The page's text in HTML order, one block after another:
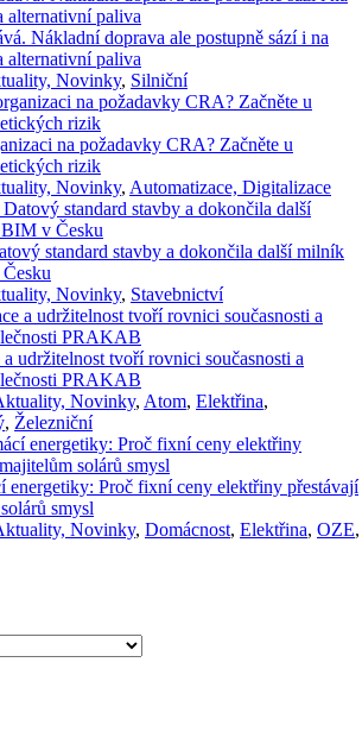
Nákladní doprava ale postupně sází i na
alternativní paliva
Novinky, Silniční
na požadavky CRA? Začněte u
rizik
Novinky, Automatizace, Digitalizace
standard stavby a dokončila další milník
Novinky, Stavebnictví
udržitelnost tvoří rovnici současnosti a
PRAKAB
Novinky, Atom, Elektřina,
, Železniční
energetiky: Proč fixní ceny elektřiny přestávají
smysl
Novinky, Domácnost, Elektřina, OZE,